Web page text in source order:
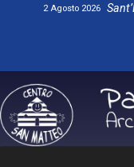
2 Agosto 2026